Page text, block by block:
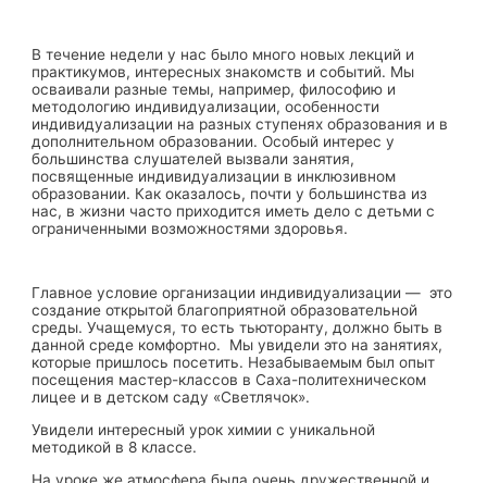
В течение недели у нас было много новых лекций и
практикумов, интересных знакомств и событий. Мы
осваивали разные темы, например, философию и
методологию индивидуализации, особенности
индивидуализации на разных ступенях образования и в
дополнительном образовании. Особый интерес у
большинства слушателей вызвали занятия,
посвященные индивидуализации в инклюзивном
образовании. Как оказалось, почти у большинства из
нас, в жизни часто приходится иметь дело с детьми с
ограниченными возможностями здоровья.
Главное условие организации индивидуализации — это
создание открытой благоприятной образовательной
среды. Учащемуся, то есть тьюторанту, должно быть в
данной среде комфортно. Мы увидели это на занятиях,
которые пришлось посетить. Незабываемым был опыт
посещения мастер-классов в Саха-политехническом
лицее и в детском саду «Светлячок».
Увидели интересный урок химии с уникальной
методикой в 8 классе.
На уроке же атмосфера была очень дружественной и